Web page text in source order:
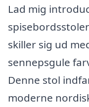
Lad mig
skiller sig ud
sennepsgule
Denne stol
moderne